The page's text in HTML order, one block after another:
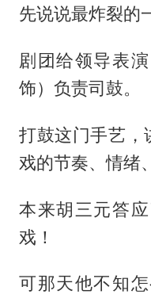
先说说最炸裂的
剧团给领导表
饰）负责司鼓。
打鼓这门手艺
戏的节奏、情绪
本来胡三元答
戏！
可那天他不知